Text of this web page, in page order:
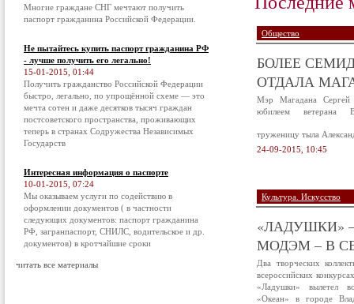
Многие граждане СНГ мечтают получить
паспорт гражданина Российской Федерации.
Не пытайтесь купить паспорт гражданина РФ
- лучше получить его легально!
15-01-2015, 01:44
Получить гражданство Российской Федерации
быстро, легально, по упрощённой схеме — это
мечта сотен и даже десятков тысяч граждан
постсоветского пространства, проживающих
теперь в странах Содружества Независимых
Государств
Интересная информация о паспорте
10-01-2015, 07:24
Мы оказываем услуги по содействию в
оформлении документов ( в частности
следующих документов: паспорт гражданина
РФ, загранпаспорт, СНИЛС, водительское и др.
документов) в кротчайшие сроки
читать все материалы
Общество
БОЛЕЕ
ОТДАЛА
Мэр Магадана Сергей
юбилеем ветерана
труженицу тыла
24-09-2015, 10:45
Культура. Искусство
«ЛАДУШКИ»
МОДЭМ – В
Два творческих
всероссийских
«Ладушки» вылетел
«Океан» в городе